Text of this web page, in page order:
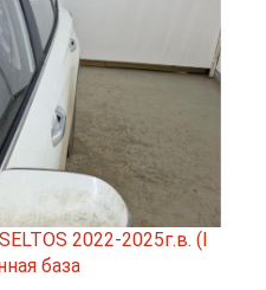
2022-2025г.в. (I
база